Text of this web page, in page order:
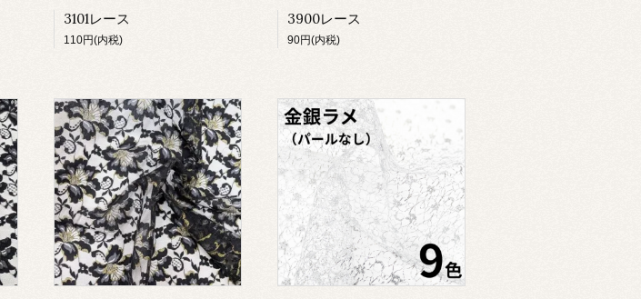
3101レース
110円(内税)
3900レース
90円(内税)